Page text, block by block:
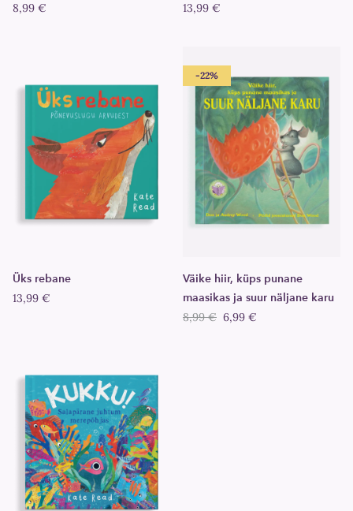
8,99 € 13,99 €
Üks rebane
13,99 €
-22%
Väike hiir, küps punane
maasikas ja suur näljane karu
8,99 € 6,99 €